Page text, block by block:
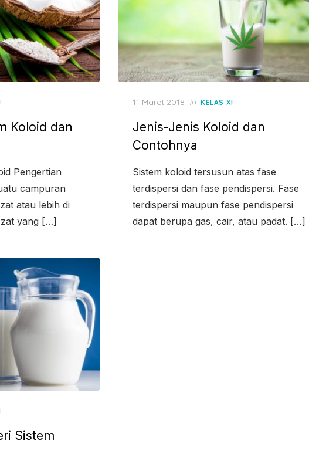
Koloid dan
Pengertian
campuran
atau lebih di
yang […]
Posted
11 Maret 2018 in KELAS XI
Jenis-Jenis Koloid dan
Contohnya
Sistem koloid tersusun atas fase
terdispersi dan fase pendispersi. Fase
terdispersi maupun fase pendispersi
dapat berupa gas, cair, atau padat. […]
Sistem